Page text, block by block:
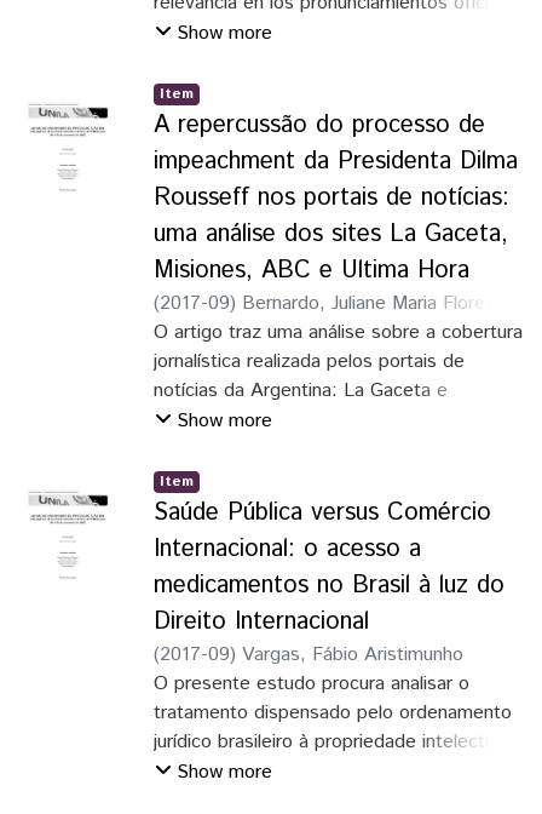
Partes e, por fim, a necessidade de
legislação existente a respeito da água
doce
de la República del Ecuador en la
(AGNU), durante el gobierno Rafael Correa
Delgado entre los años 2007 a 2016
Show more
Item
A repercussão do processo de
impeachment da Presidenta Dilma
Rousseff nos portais de notícias:
uma análise dos sites La Gaceta,
Misiones, ABC e Ultima Hora
(2017-09) Bernardo, Juliane Maria Flores
Mesquita, Lucas Ribeiro
O artigo traz uma análise sobre a cobertura
jornalística realizada pelos portais de
notícias da Argentina: La Gaceta e
Misiones, e do Paraguai: Ultima Hora e
processo de Impeachment da Presidenta
Dilma Rousseff, através de matérias
divulgadas no período de 02 de dezembro
de 2015 a 02 de setembro de 2016.
Show more
Item
Saúde Pública versus Comércio
Internacional: o acesso a
medicamentos no Brasil à luz do
Direito Internacional
(2017-09) Vargas, Fábio Aristimunho
O presente estudo procura analisar o
tratamento dispensado pelo ordenamento
jurídico brasileiro à propriedade intelectual
e ao direito de acesso a medicamentos,
Show more